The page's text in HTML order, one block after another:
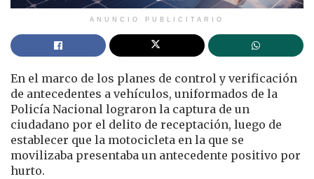
ANUNCIO PUBLICITARIO
En el marco de los planes de control y verificación
de antecedentes a vehículos, uniformados de la
Policía Nacional lograron la captura de un
ciudadano por el delito de receptación, luego de
establecer que la motocicleta en la que se
movilizaba presentaba un antecedente positivo por
hurto.